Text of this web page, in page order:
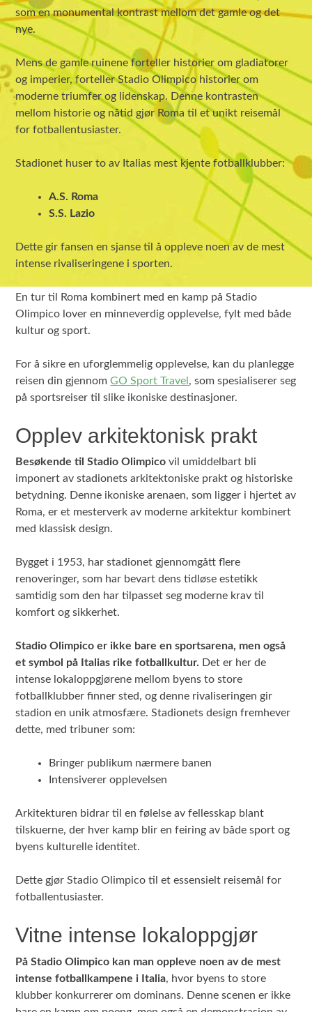
som en monumental kontrast mellom det gamle og det
nye.
Mens de gamle ruinene forteller historier om gladiatorer
og imperier, forteller Stadio Olimpico historier om
moderne triumfer og lidenskap. Denne kontrasten
mellom historie og nåtid gjør Roma til et unikt reisemål
for fotballentusiaster.
Stadionet huser to av Italias mest kjente fotballklubber:
A.S. Roma
S.S. Lazio
Dette gir fansen en sjanse til å oppleve noen av de mest
intense rivaliseringene i sporten.
En tur til Roma kombinert med en kamp på Stadio
Olimpico lover en minneverdig opplevelse, fylt med både
kultur og sport.
For å sikre en uforglemmelig opplevelse, kan du planlegge
reisen din gjennomGO Sport Travel , som spesialiserer seg
på sportsreiser til slike ikoniske destinasjoner.
Opplev arkitektonisk prakt
Besøkende til Stadio Olimpico vil umiddelbart bli
imponert av stadionets arkitektoniske prakt og historiske
betydning. Denne ikoniske arenaen, som ligger i hjertet av
Roma, er et mesterverk av moderne arkitektur kombinert
med klassisk design.
Bygget i 1953, har stadionet gjennomgått flere
renoveringer, som har bevart dens tidløse estetikk
samtidig som den har tilpasset seg moderne krav til
komfort og sikkerhet.
Stadio Olimpico er ikke bare en sportsarena, men også
et symbol på Italias rike fotballkultur. Det er her de
intense lokaloppgjørene mellom byens to store
fotballklubber finner sted, og denne rivaliseringen gir
stadion en unik atmosfære. Stadionets design fremhever
dette, med tribuner som:
Bringer publikum nærmere banen
Intensiverer opplevelsen
Arkitekturen bidrar til en følelse av fellesskap blant
tilskuerne, der hver kamp blir en feiring av både sport og
byens kulturelle identitet.
Dette gjør Stadio Olimpico til et essensielt reisemål for
fotballentusiaster.
Vitne intense lokaloppgjør
På Stadio Olimpico kan man oppleve noen av de mest
intense fotballkampene i Italia, hvor byens to store
klubber konkurrerer om dominans. Denne scenen er ikke